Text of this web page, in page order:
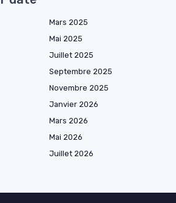
Mars 2025
Mai 2025
Juillet 2025
Septembre 2025
Novembre 2025
Janvier 2026
Mars 2026
Mai 2026
Juillet 2026